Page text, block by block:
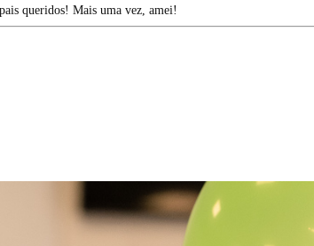
queridos! Mais uma vez, amei!